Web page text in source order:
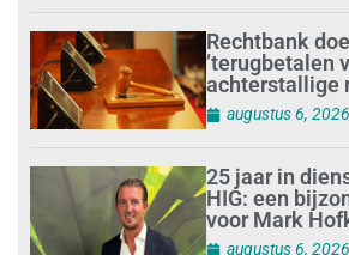
Rechtbank
’terugbetalen
achterstallige
augustus 6, 2026
25 jaar in
HIG: een
voor Mark
augustus 6, 2026